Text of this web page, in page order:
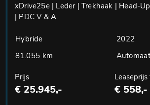
xDrive25e | Leder | Trekhaak | Head-
| PDC V & A
Hybride
2022
81.055 km
Automaat
Prijs
€ 25.945,-
Leaseprijs
€ 558,-